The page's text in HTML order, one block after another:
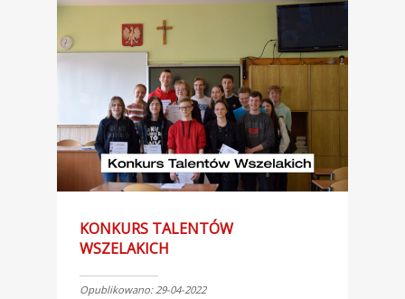
KONKURS TALENTÓW
WSZELAKICH
Opublikowano: 29-04-2022